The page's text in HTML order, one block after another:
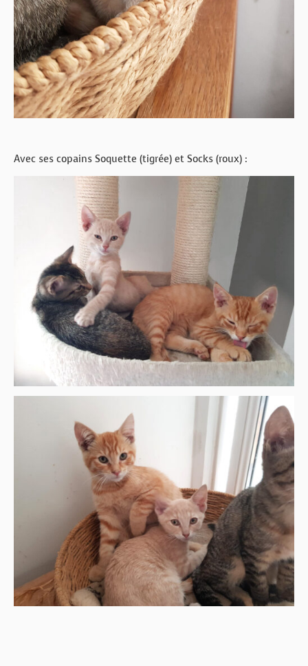
Avec ses copains Soquette (tigrée) et Socks (roux) :